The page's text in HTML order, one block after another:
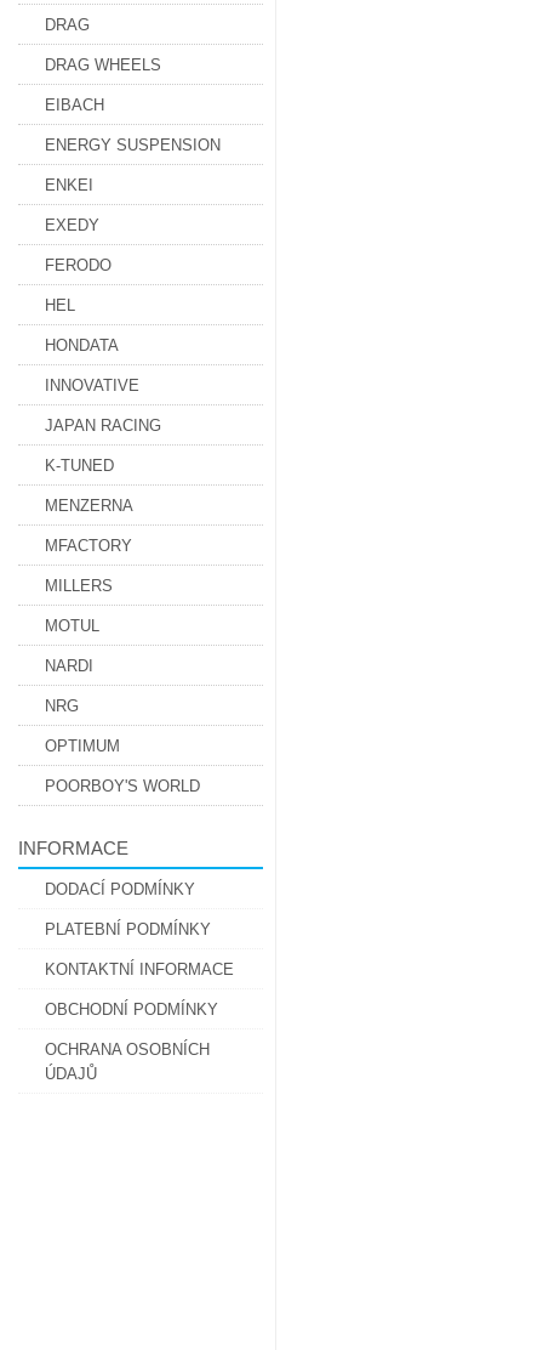
DRAG
DRAG WHEELS
EIBACH
ENERGY SUSPENSION
ENKEI
EXEDY
FERODO
HEL
HONDATA
INNOVATIVE
JAPAN RACING
K-TUNED
MENZERNA
MFACTORY
MILLERS
MOTUL
NARDI
NRG
OPTIMUM
POORBOY'S WORLD
INFORMACE
DODACÍ PODMÍNKY
PLATEBNÍ PODMÍNKY
KONTAKTNÍ INFORMACE
OBCHODNÍ PODMÍNKY
OCHRANA OSOBNÍCH
ÚDAJŮ